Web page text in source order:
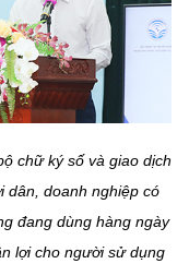
chữ ký số và giao dịch
dân, doanh nghiệp có
đang dùng hàng ngày
lợi cho người sử dụng